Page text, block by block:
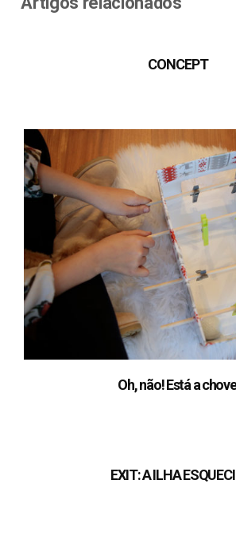
CONCEPT
Oh, não! Está a
EXIT: A ILHA